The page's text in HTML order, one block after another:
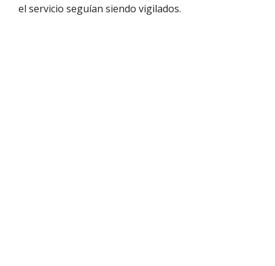
el servicio seguían siendo vigilados.